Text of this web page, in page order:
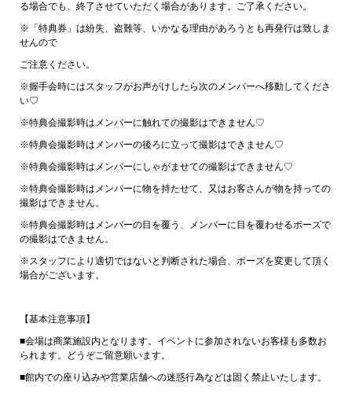
る場合でも、終了させていただく場合があります。ご了承ください。
※「特典券」は紛失、盗難等、いかなる理由があろうとも再発行は致しま
せんので
ご注意ください。
※握手会時にはスタッフがお声がけしたら次のメンバーへ移動してくださ
い♡
※特典会撮影時はメンバーに触れての撮影はできません♡
※特典会撮影時はメンバーの後ろに立って撮影はできません♡
※特典会撮影時はメンバーにしゃがませての撮影はできません♡
※特典会撮影時はメンバーに物を持たせて、又はお客さんが物を持っての
撮影はできません。
※特典会撮影時はメンバーの目を覆う、メンバーに目を覆わせるポーズで
の撮影はできません。
※スタッフにより適切ではないと判断された場合、ポーズを変更して頂く
場合がございます。
【基本注意事項】
■会場は商業施設内となります。イベントに参加されないお客様も多数お
られます。どうぞご留意願います。
■館内での座り込みや営業店舗への迷惑行為などは固く禁止いたします。